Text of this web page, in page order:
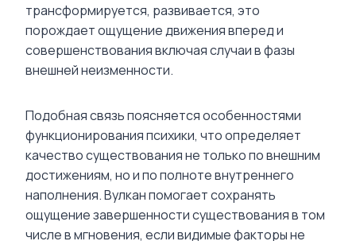
трансформируется, развивается, это
порождает ощущение движения вперед и
совершенствования включая случаи в фазы
внешней неизменности.
Подобная связь поясняется особенностями
функционирования психики, что определяет
качество существования не только по внешним
достижениям, но и по полноте внутреннего
наполнения. Вулкан помогает сохранять
ощущение завершенности существования в том
числе в мгновения, если видимые факторы не